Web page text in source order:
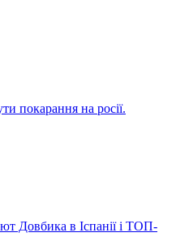
покарання на росії.
Довбика в Іспанії і ТОП-